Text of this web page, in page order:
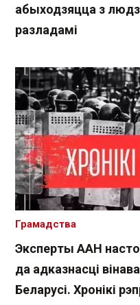
абыходзяцца з
разладамі
Эксперты ААН
да адказнасці
Беларусі. Хронікі
Грамадства